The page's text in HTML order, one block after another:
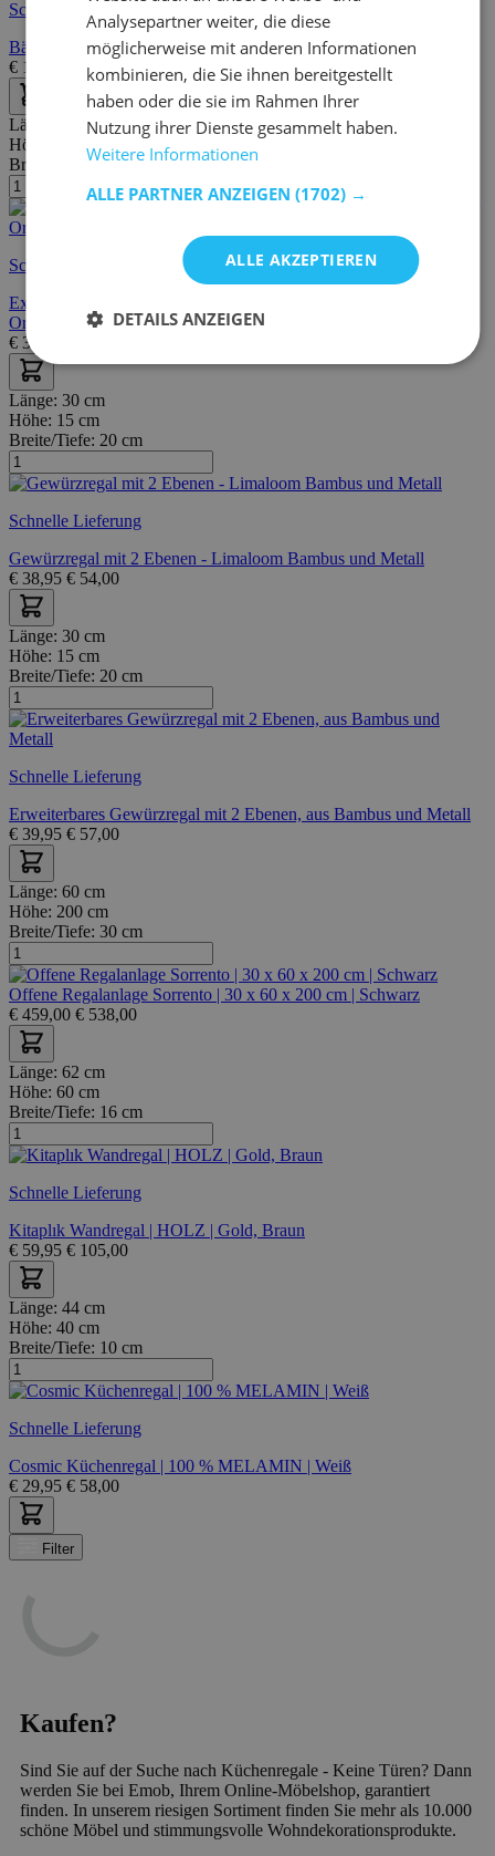
Schnelle Lieferung
Bäckergestell, Stahl und Spanplatte, 21 kg
€ 119,00 €165,00
Länge:
32 cm
Höhe:
11 cm
Breite/Tiefe:24 cm
Schnelle Lieferung
Expandierbares Bambus-Gewürzregal mit 2 Ebenen - stapelbarer
Organizer für Schrank / Arbeitsplatte
€ 39,95
Länge: 30 cm
Höhe: 15 cm
Breite/Tiefe: 20 cm
Schnelle Lieferung
Gewürzregal mit 2 Ebenen - Limaloom Bambus und Metall
€ 38,95 € 54,00
Länge: 30 cm
Höhe: 15 cm
Breite/Tiefe: 20 cm
Schnelle Lieferung
Erweiterbares Gewürzregal mit 2 Ebenen, aus Bambus und Metall
€ 39,95 € 57,00
Länge: 60 cm
Höhe: 200 cm
Breite/Tiefe: 30 cm
Offene Regalanlage Sorrento | 30 x 60 x 200 cm | Schwarz
€ 459,00 € 538,00
Länge: 62 cm
Höhe: 60 cm
Breite/Tiefe: 16 cm
Schnelle Lieferung
Kitaplık Wandregal | HOLZ | Gold, Braun
€ 59,95 € 105,00
Länge: 44 cm
Höhe: 40 cm
Breite/Tiefe: 10 cm
Schnelle Lieferung
Cosmic Küchenregal | 100 % MELAMIN | Weiß
€ 29,95 € 58,00
Filter
Kaufen?
Sind Sie auf der Suche nach Küchenregale - Keine Türen? Dann
werden Sie bei Emob, Ihrem Online-Möbelshop, garantiert
finden. In unserem riesigen Sortiment finden Sie mehr als 10.000
schöne Möbel und stimmungsvolle Wohndekorationsprodukte.
Analysepartner weiter, die diese
möglicherweise mit anderen Informationen
kombinieren, die Sie ihnen bereitgestellt
haben oder die sie im Rahmen Ihrer
Nutzung ihrer Dienste gesammelt haben.
Weitere Informationen
ALLE PARTNER ANZEIGEN (1702) →
ALLE AKZEPTIEREN
DETAILS ANZEIGEN